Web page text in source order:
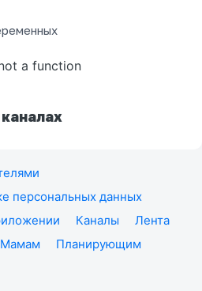
a function
персональных данных
Каналы
Лента
Мамам
Планирующим